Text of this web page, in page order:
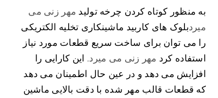
به منظور کوتاه کردن چرخه تولید مهر زنی می
میردبلوک های کاربید ماشینکاری تخلیه الکتریکی
را می توان برای ساخت سریع قطعات مورد نیاز
استفاده کرد مهر زنی می میرد. این کارایی را
افزایش می دهد و در عین حال اطمینان می دهد
که قطعات قالب مهر شده با دقت بالایی ماشین